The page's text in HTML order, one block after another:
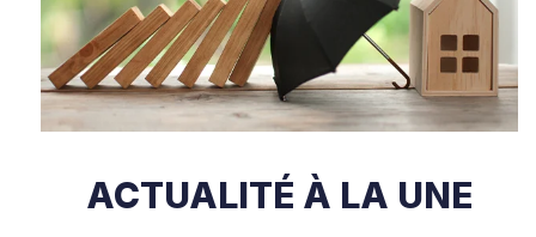
ACTUALITÉ À LA UNE